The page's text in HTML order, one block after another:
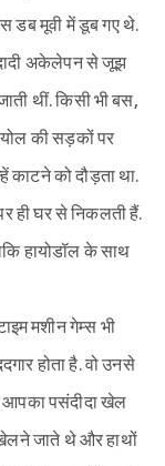
डब मूवी में डूब गए थे.
अकेलेपन से जूझ
थीं. किसी भी बस,
की सड़कों पर
काटने को दौड़ता था.
ही घर से निकलती हैं.
हायोडॉल के साथ
मशीन गेम्स भी
होता है. वो उनसे
आपका पसंदीदा खेल
खेलने जाते थे और हाथों